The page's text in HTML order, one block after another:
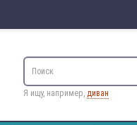
Я ищу, например, диван